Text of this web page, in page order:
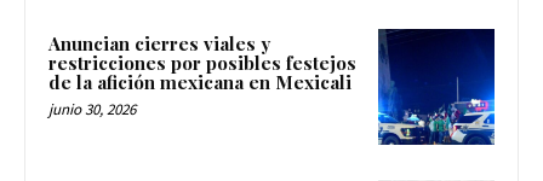
Anuncian cierres viales y
restricciones por posibles festejos
de la afición mexicana en Mexicali
junio 30, 2026